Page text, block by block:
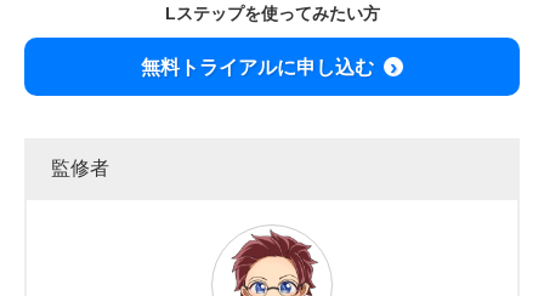
Lステップを使ってみたい方
無料トライアルに申し込む
監修者